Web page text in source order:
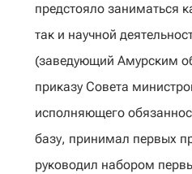
предстояло заниматься
так и научной
(заведующий Амурским
приказу Совета
исполняющего
базу, принимал первых
руководил набором